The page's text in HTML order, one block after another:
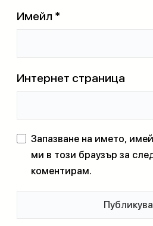
Имейл *
Интернет страница
Запазване на името,
ми в този браузър за
коментирам.